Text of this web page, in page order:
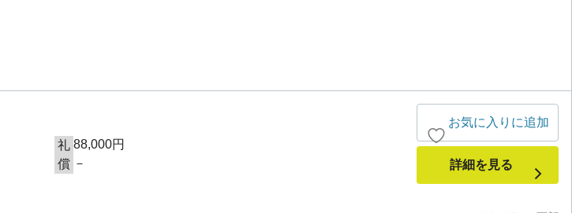
礼 88,000円
償 －
お気に入りに追加
詳細を見る